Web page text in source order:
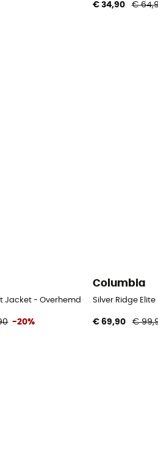
€ 34,90 €
Jacket - Overhemd - Heren
-20%
Columbia
Silver Ridge
€ 69,90 €